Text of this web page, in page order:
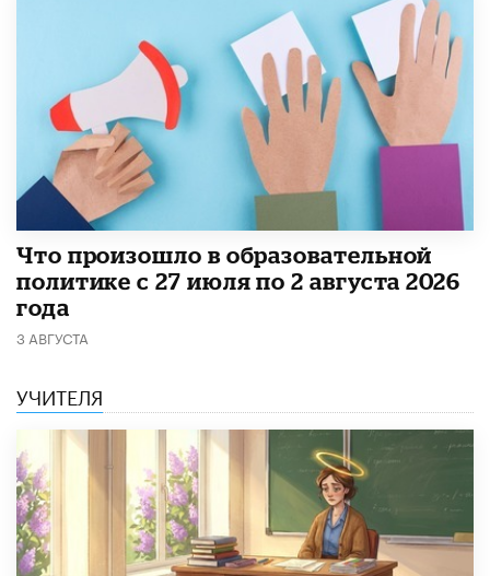
​Что произошло в образовательной
политике с 27 июля по 2 августа 2026
года
3 АВГУСТА
УЧИТЕЛЯ